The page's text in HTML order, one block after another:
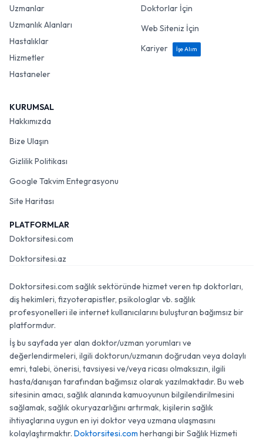
Uzmanlar
Uzmanlık Alanları
Hastalıklar
Hizmetler
Hastaneler
Doktorlar İçin
Web Siteniz İçin
Kariyer
İşe Alım
KURUMSAL
Hakkımızda
Bize Ulaşın
Gizlilik Politikası
Google Takvim Entegrasyonu
Site Haritası
PLATFORMLAR
Doktorsitesi.com
Doktorsitesi.az
Doktorsitesi.com sağlık sektöründe hizmet veren tıp doktorları,
diş hekimleri, fizyoterapistler, psikologlar vb. sağlık
profesyonelleri ile internet kullanıcılarını buluşturan bağımsız bir
platformdur.
İş bu sayfada yer alan doktor/uzman yorumları ve
değerlendirmeleri, ilgili doktorun/uzmanın doğrudan veya dolaylı
emri, talebi, önerisi, tavsiyesi ve/veya ricası olmaksızın, ilgili
hasta/danışan tarafından bağımsız olarak yazılmaktadır. Bu web
sitesinin amacı, sağlık alanında kamuoyunun bilgilendirilmesini
sağlamak, sağlık okuryazarlığını artırmak, kişilerin sağlık
ihtiyaçlarına uygun en iyi doktor veya uzmana ulaşmasını
kolaylaştırmaktır. Doktorsitesi.com herhangi bir Sağlık Hizmeti